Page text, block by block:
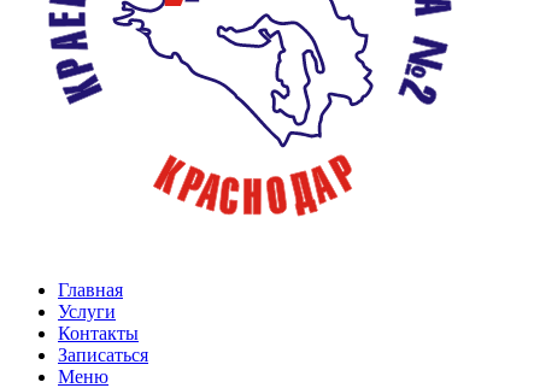
Главная
Услуги
Контакты
Записаться
Меню